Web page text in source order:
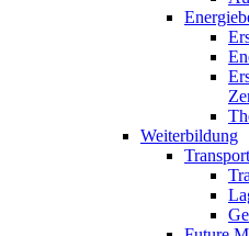
Weiterbildung